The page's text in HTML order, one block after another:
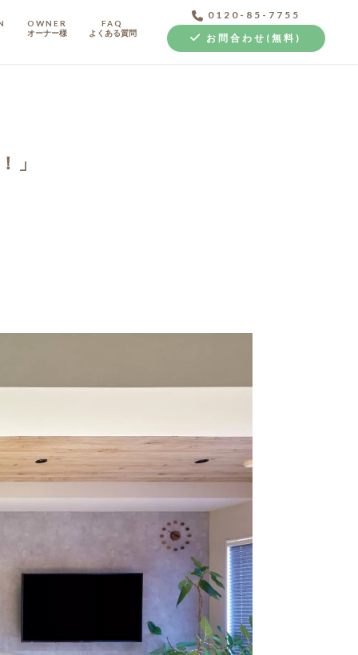
クラボ オリジナルキッチン
OWNER
オーナー様
FAQ
よくある質問
0120-85-7755
お問合わせ(無料)
」